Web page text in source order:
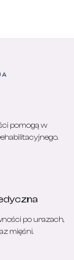
pomogą w
po urazach,
mięśni.